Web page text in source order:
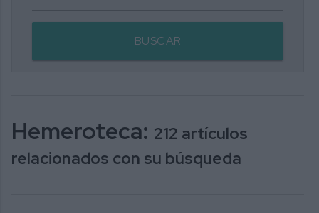
BUSCAR
Hemeroteca: 212 artículos
relacionados con su búsqueda